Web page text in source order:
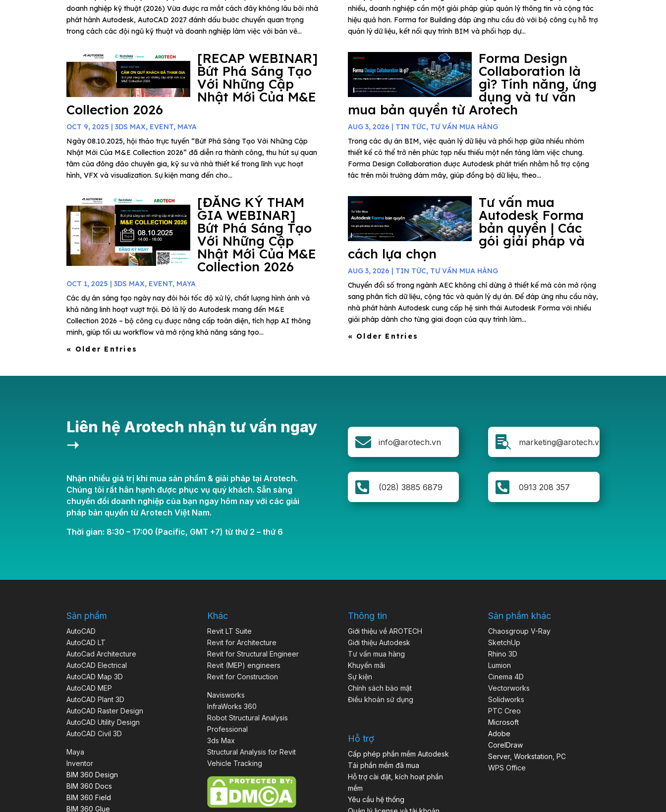
doanh nghiệp kỹ thuật (2026) Vừa được ra mắt cách đây không lâu bởi nhà
phát hành Autodesk, AutoCAD 2027 đánh dấu bước chuyển quan trọng
trong cách các đội ngũ kỹ thuật và doanh nghiệp làm việc với bản vẽ...
[RECAP WEBINAR]
Bứt Phá Sáng Tạo
Với Những Cập
Nhật Mới Của M&E
Collection 2026
OCT 9, 2025 |3DS MAX, EVENT, MAYA
Ngày 08.10.2025, hội thảo trực tuyến “Bứt Phá Sáng Tạo Với Những Cập
Nhật Mới Của M&E Collection 2026” đã diễn ra thành công, thu hút sự quan
tâm của đông đảo chuyên gia, kỹ sư và nhà thiết kế trong lĩnh vực hoạt
hình, VFX và visualization. Sự kiện mang đến cho...
[ĐĂNG KÝ THAM
GIA WEBINAR]
Bứt Phá Sáng Tạo
Với Những Cập
Nhật Mới Của M&E
Collection 2026
OCT 1, 2025 |3DS MAX, EVENT, MAYA
Các dự án sáng tạo ngày nay đòi hỏi tốc độ xử lý, chất lượng hình ảnh và
khả năng linh hoạt vượt trội. Đó là lý do Autodesk mang đến M&E
Collection 2026 – bộ công cụ được nâng cấp toàn diện, tích hợp AI thông
minh, giúp tối ưu workflow và mở rộng khả năng sáng tạo...
« Older Entries
nhiều, doanh nghiệp cần một giải pháp giúp quản lý thông tin và cộng tác
hiệu quả hơn. Forma for Building đáp ứng nhu cầu đó với bộ công cụ hỗ trợ
quản lý dữ liệu, kết nối quy trình BIM và phối hợp dự...
Forma Design
Collaboration là
gì? Tính năng, ứng
dụng và tư vấn
mua bản quyền từ Arotech
AUG 3, 2026 | TIN TỨC, TƯ VẤN MUA HÀNG
Trong các dự án BIM, việc quản lý dữ liệu và phối hợp giữa nhiều nhóm
thiết kế có thể trở nên phức tạp nếu thiếu một nền tảng làm việc chung.
Forma Design Collaboration được Autodesk phát triển nhằm hỗ trợ cộng
tác trên môi trường đám mây, giúp đồng bộ dữ liệu, theo...
Tư vấn mua
Autodesk Forma
bản quyền | Các
gói giải pháp và
cách lựa chọn
AUG 3, 2026 | TIN TỨC, TƯ VẤN MUA HÀNG
Chuyển đổi số trong ngành AEC không chỉ dừng ở thiết kế mà còn mở rộng
sang phân tích dữ liệu, cộng tác và quản lý dự án. Để đáp ứng nhu cầu này,
nhà phát hành Autodesk cung cấp hệ sinh thái Autodesk Forma với nhiều
giải pháp dành cho từng giai đoạn của quy trình làm...
« Older Entries
Liên hệ Arotech nhận tư vấn ngay
➝
Nhận nhiều giá trị khi mua sản phẩm & giải pháp tại Arotech.
Chúng tôi rất hân hạnh được phục vụ quý khách. Sẵn sàng
chuyển đổi doanh nghiệp của bạn ngay hôm nay với các giải
pháp bản quyền từ Arotech Việt Nam.
Thời gian: 8:30 – 17:00 (Pacific, GMT +7) từ thứ 2 – thứ 6
 info@arotech.vn
 (028) 3885 6879
 marketing@arotech.vn
 0913 208 357
Sản phẩm
AutoCAD
AutoCAD LT
AutoCad Architecture
AutoCAD Electrical
AutoCAD Map 3D
AutoCAD MEP
AutoCAD Plant 3D
AutoCAD Raster Design
AutoCAD Utility Design
AutoCAD Civil 3D
Maya
Inventor
BIM 360 Design
BIM 360 Docs
BIM 360 Field
BIM 360 Glue
Khác
Revit LT Suite
Revit for Architecture
Revit for Structural Engineer
Revit (MEP) engineers
Revit for Construction
Navisworks
InfraWorks 360
Robot Structural Analysis
Professional
3ds Max
Structural Analysis for Revit
Vehicle Tracking
Thông tin
Giới thiệu về AROTECH
Giới thiệu Autodesk
Tư vấn mua hàng
Khuyến mãi
Sự kiện
Chính sách bảo mật
Điều khoản sử dụng
Hỗ trợ
Cấp phép phần mềm Autodesk
Tải phần mềm đã mua
Hỗ trợ cài đặt, kích hoạt phần
mềm
Yêu cầu hệ thống
Sản phẩm khác
Chaosgroup V-Ray
SketchUp
Rhino 3D
Lumion
Cinema 4D
Vectorworks
Solidworks
PTC Creo
Microsoft
Adobe
CorelDraw
Server, Workstation, PC
WPS Office